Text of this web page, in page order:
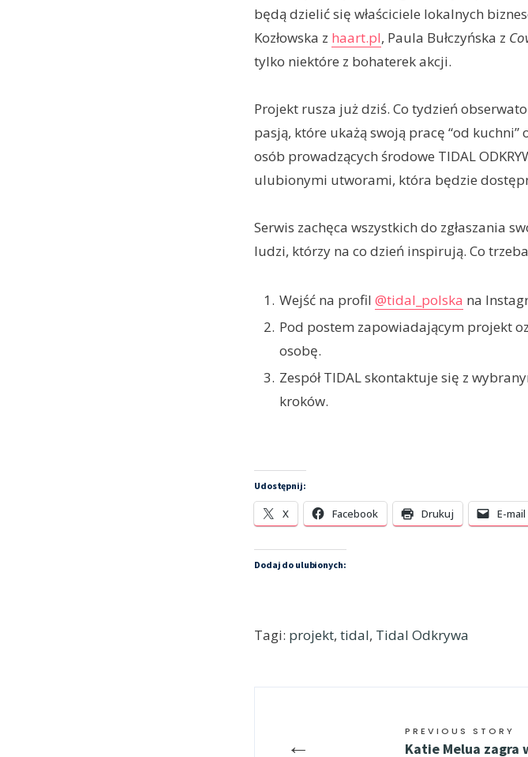
będą dzielić się właściciele lokalnych
Kozłowska z haart.pl, Paula Bułczyńska z
tylko niektóre z bohaterek akcji.
Projekt rusza już dziś. Co tydzień
pasją, które ukażą swoją pracę “od
osób prowadzących środowe TIDAL
ulubionymi utworami, która będzie
Serwis zachęca wszystkich do zgłaszania
ludzi, którzy na co dzień inspirują. Co
Wejść na profil @tidal_polska na
Pod postem zapowiadającym projekt
osobę.
Zespół TIDAL skontaktuje się z
kroków.
Udostępnij:
X Facebook Drukuj E-mail
Dodaj do ulubionych:
Tagi: projekt, tidal, Tidal Odkrywa
← PREVIOUS STORY
Katie Melua zagra